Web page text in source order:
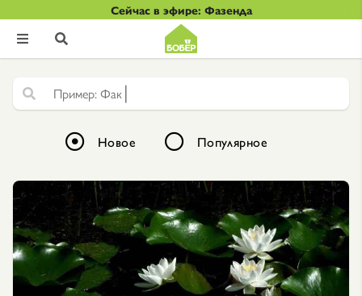
Сейчас в эфире: Фазенда
 
Фак
Новое Популярное